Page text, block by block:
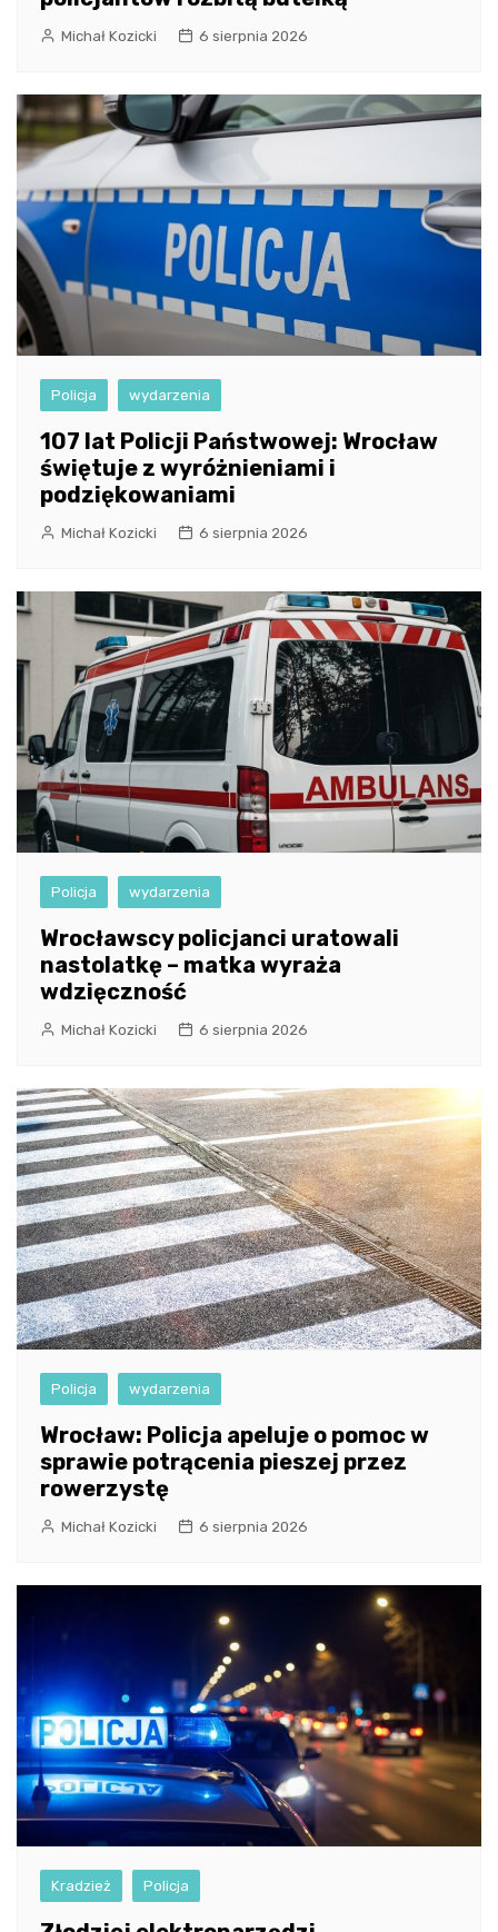
Michał Kozicki 6 sierpnia 2026
Policja wydarzenia
107 lat Policji Państwowej: Wrocław
świętuje z wyróżnieniami i
podziękowaniami
Michał Kozicki 6 sierpnia 2026
Policja wydarzenia
Wrocławscy policjanci uratowali
nastolatkę – matka wyraża
wdzięczność
Michał Kozicki 6 sierpnia 2026
Policja wydarzenia
Wrocław: Policja apeluje o pomoc w
sprawie potrącenia pieszej przez
rowerzystę
Michał Kozicki 6 sierpnia 2026
Kradzież Policja